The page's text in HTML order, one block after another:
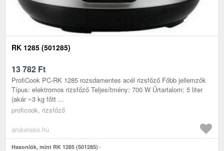
RK 1285 (501285)
13 782 Ft
ProfiCook PC-RK 1285 rozsdamentes acél rizsfőző Főbb jellemzők
Típus: elektromos rizsfőző Teljesítmény: 700 W Űrtartalom: 5 liter
(akár ~3 kg főtt ...
proficook, rizsfőző
arukereso.hu
Hasonlók, mint RK 1285 (501285)